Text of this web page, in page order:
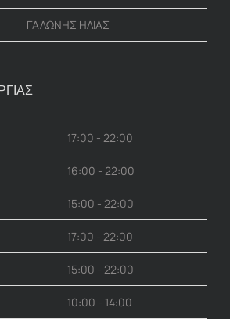
ΓΑΛΩΝΗΣ ΗΛΙΑΣ
17:00 - 22:00
16:00 - 22:00
15:00 - 22:00
17:00 - 22:00
15:00 - 22:00
10:00 - 14:00